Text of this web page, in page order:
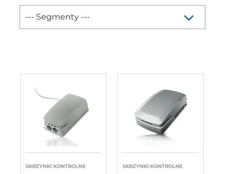
SKRZYNKI KONTROLNE SKRZYNKI KONTROLNE